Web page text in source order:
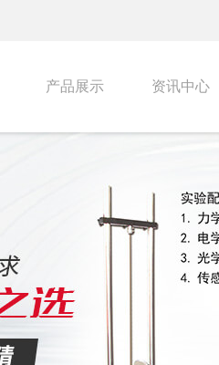
产品展示 资讯中心